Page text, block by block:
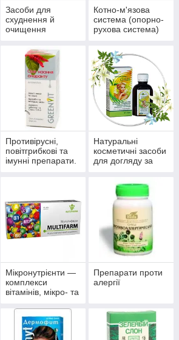
Засоби для
схуднення й
очищення
Котно-м'язова
система (опорно-
рухова система)
Противірусні,
повітгрибкові та
імунні препарати.
Натуральні
косметичні засоби
для догляду за
Мікронутрієнти —
комплекси
вітамінів, мікро- та
Препарати проти
алергії